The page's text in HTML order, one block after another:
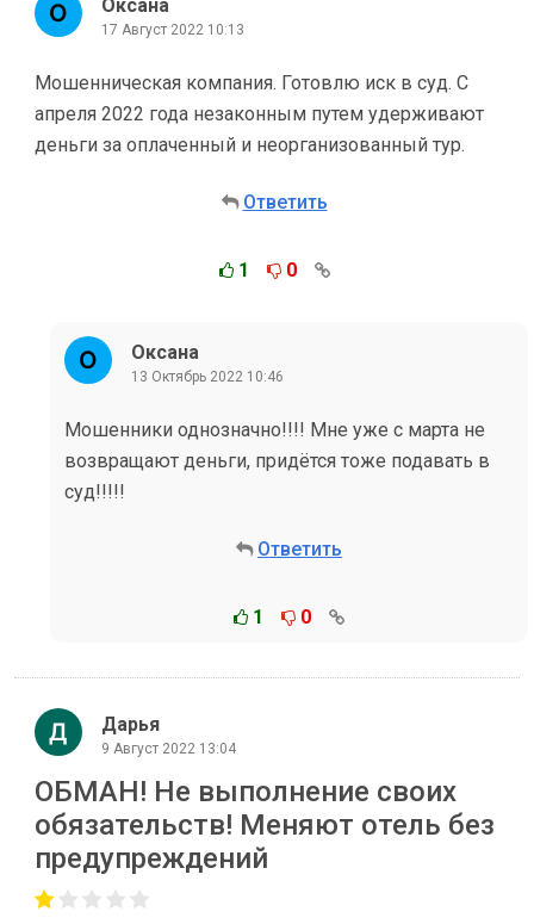
Оксана
17 Август 2022 10:13
Мошенническая компания. Готовлю иск в суд. С
апреля 2022 года незаконным путем удерживают
деньги за оплаченный и неорганизованный тур.
Ответить
1 0
Оксана
13 Октябрь 2022 10:46
Мошенники однозначно!!!! Мне уже с марта не
возвращают деньги, придётся тоже подавать в
суд!!!!!
Ответить
1 0
Дарья
9 Август 2022 13:04
ОБМАН! Не выполнение своих
обязательств! Меняют отель без
предупреждений